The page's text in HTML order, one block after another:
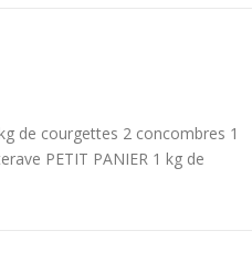
de courgettes 2 concombres 1
PETIT PANIER 1 kg de